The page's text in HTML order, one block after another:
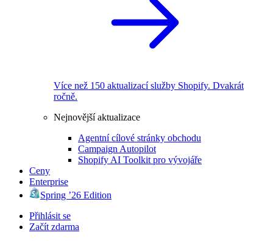
Více než 150 aktualizací služby Shopify. Dvakrát
ročně.
Nejnovější aktualizace
Agentní cílové stránky obchodu
Campaign Autopilot
Shopify AI Toolkit pro vývojáře
Ceny
Enterprise
Spring ’26 Edition
Přihlásit se
Začít zdarma